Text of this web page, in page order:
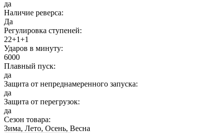
да
Наличие реверса:
Да
Регулировка ступеней:
22+1+1
Ударов в минуту:
6000
Плавный пуск:
да
Защита от непреднамеренного запуска:
да
Защита от перегрузок:
да
Сезон товара:
Зима, Лето, Осень, Весна